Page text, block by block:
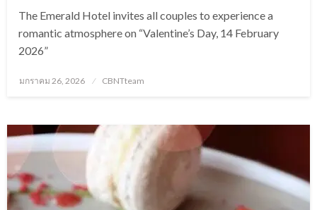
The Emerald Hotel invites all couples to experience a
romantic atmosphere on “Valentine’s Day, 14 February
2026”
Posted
มกราคม 26, 2026 CBNTteam